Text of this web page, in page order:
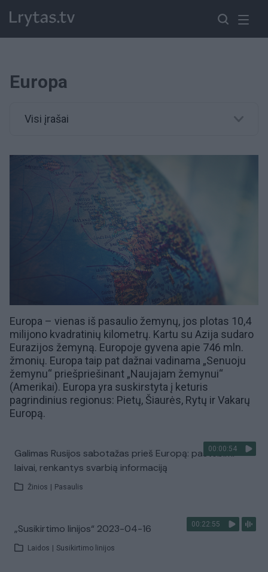
Europa
Visi įrašai
Europa – vienas iš pasaulio žemynų, jos plotas 10,4
milijono kvadratinių kilometrų. Kartu su Azija sudaro
Eurazijos žemyną. Europoje gyvena apie 746 mln.
žmonių. Europa taip pat dažnai vadinama „Senuoju
žemynu“ priešpriešinant „Naujajam žemynui“
(Amerikai). Europa yra suskirstyta į keturis
pagrindinius regionus: Pietų, Šiaurės, Rytų ir Vakarų
Europą.
00:00:54
Galimas Rusijos sabotažas prieš Europą: pastebimi
laivai, renkantys svarbią informaciją
Žinios Pasaulis
00:22:55
„Susikirtimo linijos“ 2023-04-16
Laidos Susikirtimo linijos